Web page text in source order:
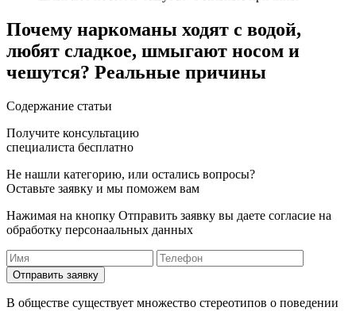
Почему наркоманы ходят с водой,
любят сладкое, шмыгают носом и
чешутся? Реальные причины
Cодержание статьи
Получите консультацию
специалиста бесплатно
Не нашли категорию, или остались вопросы?
Оставьте заявку и мы поможем вам
Нажимая на кнопку Отправить заявку вы даете согласие на
обработку персонаальных данных
Отправить заявку
В обществе существует множество стереотипов о поведении